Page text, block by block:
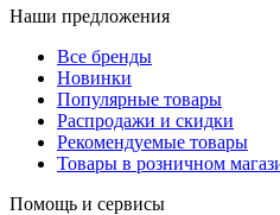
Наши предложения
Все бренды
Новинки
Популярные товары
Распродажи и скидки
Рекомендуемые товары
Товары в розничном
Помощь и сервисы